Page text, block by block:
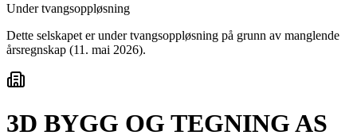
Under tvangsoppløsning
Dette selskapet er under tvangsoppløsning på grunn av manglende
årsregnskap (11. mai 2026).
3D BYGG OG TEGNING AS